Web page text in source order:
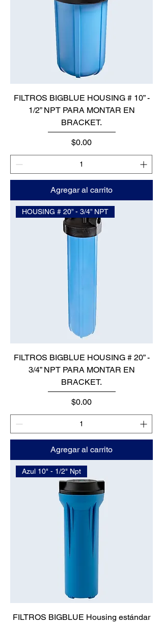
FILTROS BIGBLUE HOUSING # 10” -
1/2” NPT PARA MONTAR EN
BRACKET.
Precio
$0.00
Agregar al carrito
HOUSING # 20” - 3/4” NPT
FILTROS BIGBLUE HOUSING # 20” -
3/4” NPT PARA MONTAR EN
BRACKET.
Precio
$0.00
Agregar al carrito
Azul 10" - 1/2" Npt
FILTROS BIGBLUE Housing estándar